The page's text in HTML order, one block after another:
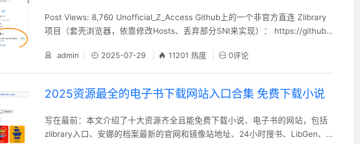
Post Views: 8,760 ​Unofficial_Z_Access Github上的一个非官方直连 Zlibrary
项目（套壳浏览器，依靠修改Hosts、丢弃部分SNI来实现）： https://github.
ment/​ 如果你访问Github困
admin 2025-07-29 11201 热度 0评论
2025资源最全的电子书下载网站入口合集 免费下载小说
写在最前：本文介绍了十大资源齐全且能免费下载小说、电子书的网站，包括
zlibrary入口、安娜的档案最新的官网和镜像站地址、24小时搜书、LibGen、